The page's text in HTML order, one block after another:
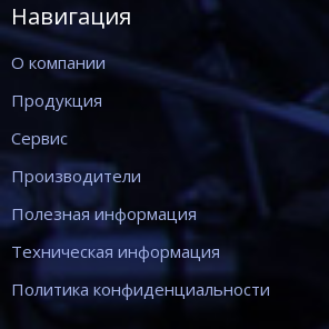
Навигация
О компании
Продукция
Сервис
Производители
Полезная информация
Техническая информация
Политика конфиденциальности